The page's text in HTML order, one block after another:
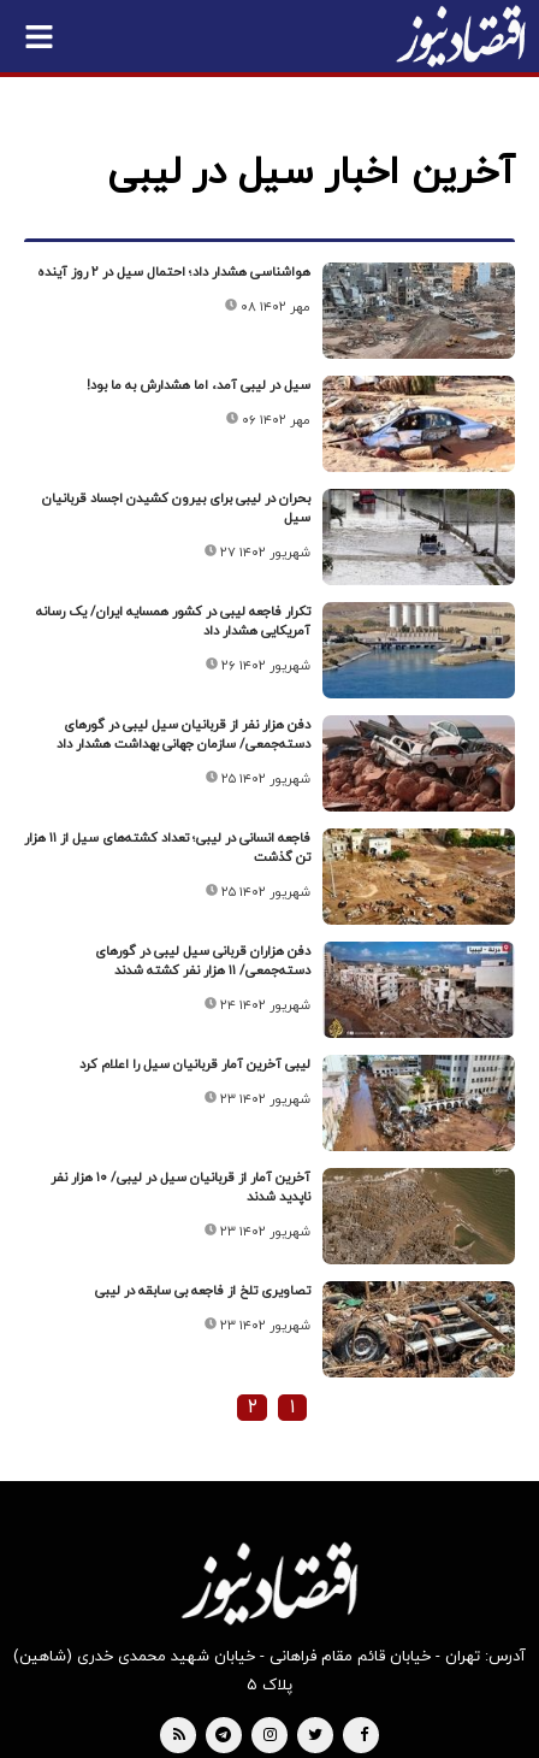
آخرین اخبار سیل در لیبی
هواشناسی هشدار داد؛ احتمال سیل در ۲ روز آینده
۰۸ مهر ۱۴۰۲
سیل در لیبی آمد، اما هشدارش به ما بود!
۰۶ مهر ۱۴۰۲
بحران در لیبی برای بیرون کشیدن اجساد قربانیان
سیل
۲۷ شهریور ۱۴۰۲
تکرار فاجعه لیبی در کشور همسایه ایران/ یک رسانه
آمریکایی هشدار داد
۲۶ شهریور ۱۴۰۲
دفن هزار نفر از قربانیان سیل لیبی در گورهای
دسته‌جمعی/ سازمان جهانی بهداشت هشدار داد
۲۵ شهریور ۱۴۰۲
فاجعه انسانی در لیبی؛ تعداد کشته‌های سیل از ۱۱ هزار
تن گذشت
۲۵ شهریور ۱۴۰۲
دفن هزاران قربانی سیل لیبی در گورهای
دسته‌جمعی/ ۱۱ هزار نفر کشته شدند
۲۴ شهریور ۱۴۰۲
لیبی آخرین آمار قربانیان سیل را اعلام کرد
۲۳ شهریور ۱۴۰۲
آخرین آمار از قربانیان سیل در لیبی/ ۱۰ هزار نفر
ناپدید شدند
۲۳ شهریور ۱۴۰۲
تصاویری تلخ از فاجعه بی سابقه در لیبی
۲۳ شهریور ۱۴۰۲
۱ ۲
آدرس: تهران - خیابان قائم مقام فراهانی - خیابان شهید محمدی خدری (شاهین)
پلاک ۵